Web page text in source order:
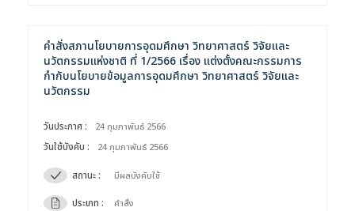
คำสั่งสภานโยบายการอุดมศึกษา วิทยาศาสตร์ วิจัยและ
นวัตกรรมแห่งชาติ ที่ 1/2566 เรื่อง แต่งตั้งคณะกรรมการ
กำกับนโยบายข้อมูลการอุดมศึกษา วิทยาศาสตร์ วิจัยและ
นวัตกรรม
วันประกาศ : 24 กุมภาพันธ์ 2566
วันใช้บังคับ : 24 กุมภาพันธ์ 2566
สถานะ : มีผลบังคับใช้
ประเภท : คำสั่ง